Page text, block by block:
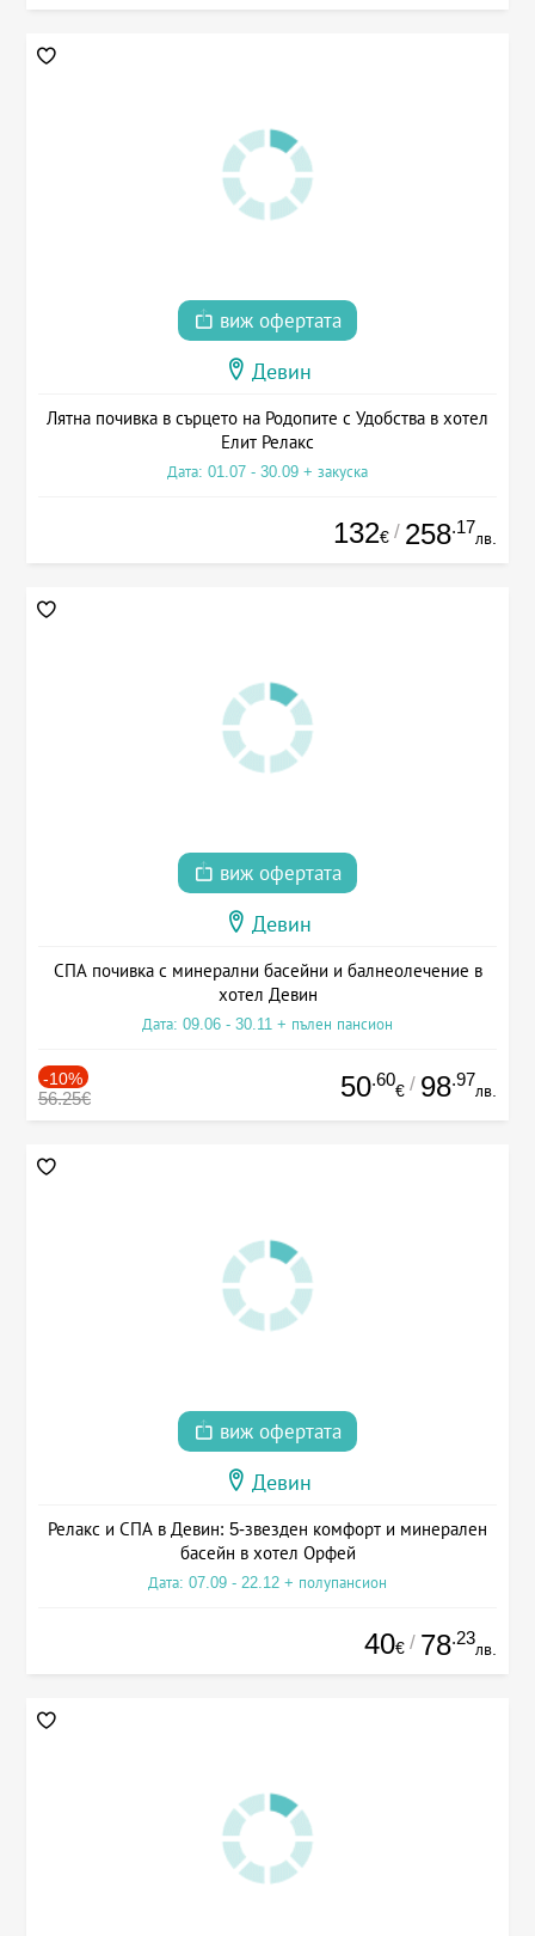
виж офертата
Девин
Лятна почивка в сърцето на Родопите с Удобства в хотел
Елит Релакс
Дата: 01.07 - 30.09 + закуска
132€ / 258.17
лв.
виж офертата
Девин
СПА почивка с минерални басейни и балнеолечение в
хотел Девин
Дата: 09.06 - 30.11 + пълен пансион
-10%
56.25€ 50.60
€ / 98.97
лв.
виж офертата
Девин
Релакс и СПА в Девин: 5-звезден комфорт и минерален
басейн в хотел Орфей
Дата: 07.09 - 22.12 + полупансион
40€ / 78.23
лв.